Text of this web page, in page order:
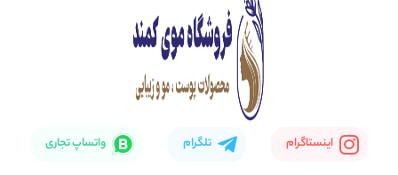
اینستاگرام تلگرام واتساپ تجاری